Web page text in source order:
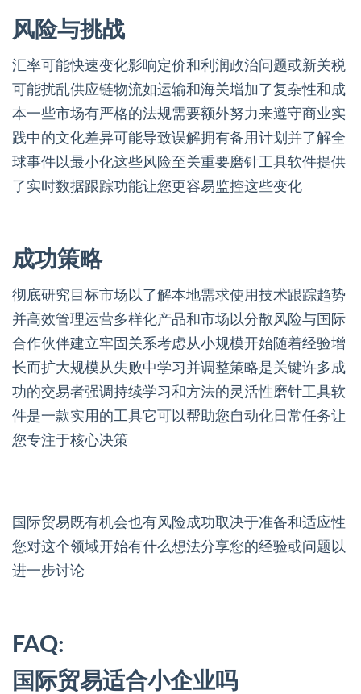
风险与挑战
汇率可能快速变化影响定价和利润政治问题或新关税
可能扰乱供应链物流如运输和海关增加了复杂性和成
本一些市场有严格的法规需要额外努力来遵守商业实
践中的文化差异可能导致误解拥有备用计划并了解全
球事件以最小化这些风险至关重要磨针工具软件提供
了实时数据跟踪功能让您更容易监控这些变化
成功策略
彻底研究目标市场以了解本地需求使用技术跟踪趋势
并高效管理运营多样化产品和市场以分散风险与国际
合作伙伴建立牢固关系考虑从小规模开始随着经验增
长而扩大规模从失败中学习并调整策略是关键许多成
功的交易者强调持续学习和方法的灵活性磨针工具软
件是一款实用的工具它可以帮助您自动化日常任务让
您专注于核心决策
国际贸易既有机会也有风险成功取决于准备和适应性
您对这个领域开始有什么想法分享您的经验或问题以
进一步讨论
FAQ:
国际贸易适合小企业吗